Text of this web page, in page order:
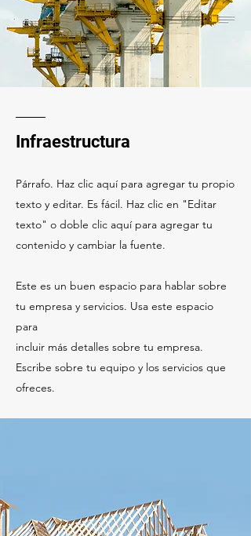
Infraestructura
Párrafo. Haz clic aquí para agregar tu propio
texto y editar. Es fácil. Haz clic en "Editar
texto" o doble clic aquí para agregar tu
contenido y cambiar la fuente.
Este es un buen espacio para hablar sobre
tu empresa y servicios. Usa este espacio
para
incluir más detalles sobre tu empresa.
Escribe sobre tu equipo y los servicios que
ofreces.